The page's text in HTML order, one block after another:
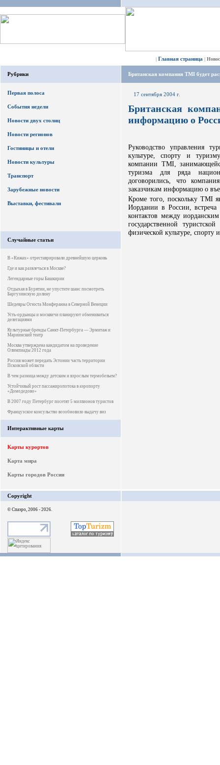
| Главная страница |
Рубрики
Первая полоса
События недели
Новости двух столиц
Новости регионов
Гостиницы и отели
Новости культуры
Транспорт
Зарубежные новости
Выставки, фестивали
Случайные статьи
В «Кижах» отреставрировали древнейшую церковь
Где и как развлечься в Москве?
Легендарные горы Башкирии
Отдыхая в Бурятии, не упустите шанс посмотреть
Баргузинскую долину
Шедевры Огюста Монферанна в Северной Венеции
Усть-ордынцы и москвичи планируют обмениваться
делегациями
Культурные бренды Санкт-Петербурга — Эрмитаж и
Мариинский театр
Москва утверждена кандидатом на проведение
Олимпиады 2012 года
Россия может передать Эстонии часть территории
Псковской области
В чем разница между детским и взрослым термобельем?
Устойчивый рост пассажиропотока в аэропорту
«Домодедово»
В 2007 году Петербург посетят 5 миллионов туристов
Французское консульство возобновило выдачу виз
Интерактивные карты
Карты курортов
Карта мира
Карты городов России
Британская компания TMI будет
17 сентября 2004 г.
Британская
информацию о
Руководство управления
культуре, спорту и
компании TMI,
туризма для ряда
договорились, что
заказчикам информацию о
Кроме того, поскольку TMI
Иордании в России, встреча
контактов между
государственной
физической культуре, спорту
Copyright
© Спаэро, 2006 - 2026.